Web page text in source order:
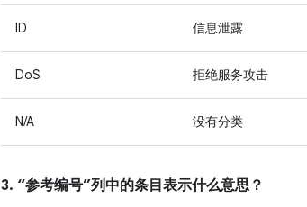
ID 信息泄露
DoS 拒绝服务攻击
N/A 没有分类
3. “参考编号”列中的条目表示什么意思？